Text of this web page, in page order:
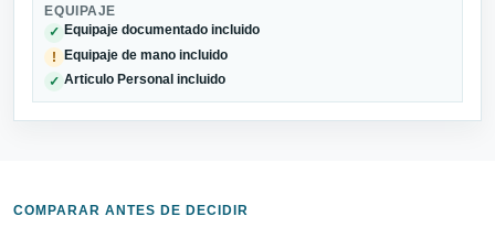
EQUIPAJE
✓ Equipaje documentado incluido
! Equipaje de mano incluido
✓ Articulo Personal incluido
COMPARAR ANTES DE DECIDIR